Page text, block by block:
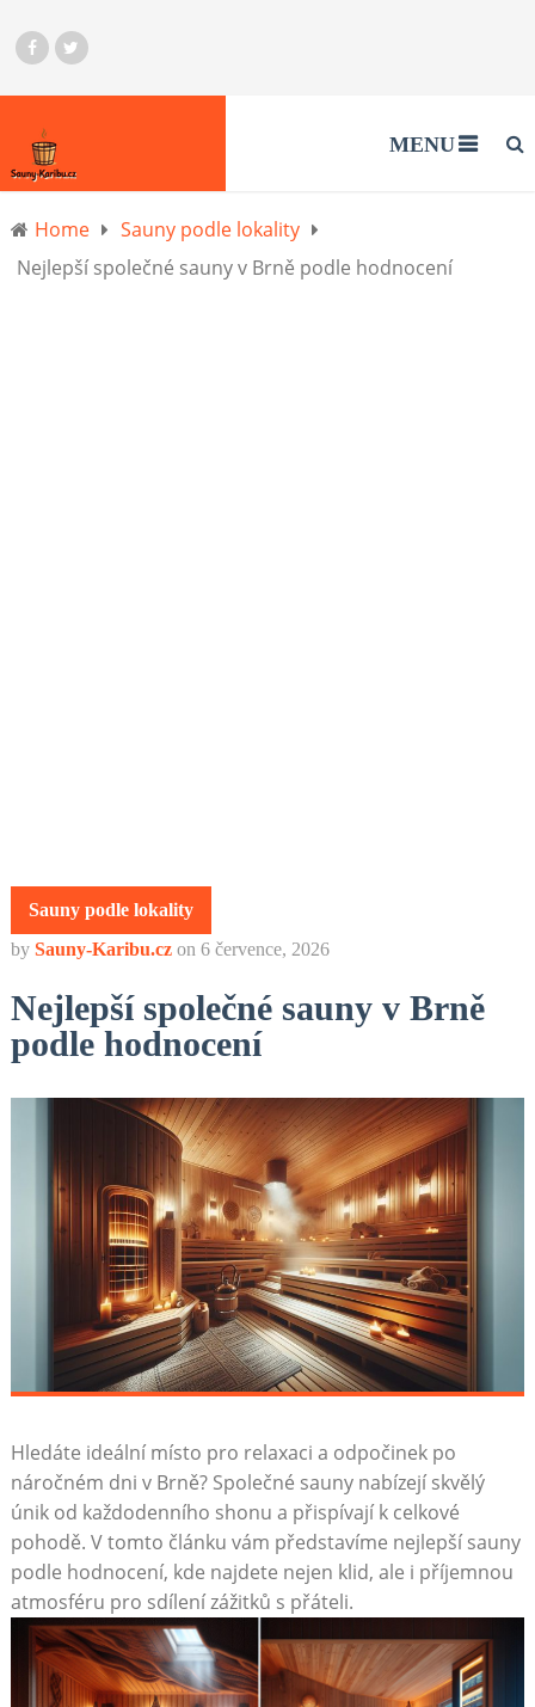
MENU
Home
Sauny podle lokality
Nejlepší společné sauny v Brně podle hodnocení
Sauny podle lokality
by Sauny-Karibu.cz on 6 července, 2026
Nejlepší společné sauny v Brně
podle hodnocení
Hledáte ideální místo pro relaxaci a odpočinek po
náročném dni v Brně? Společné sauny nabízejí skvělý
únik od každodenního shonu a přispívají k celkové
pohodě. V tomto článku vám představíme nejlepší sauny
podle hodnocení, kde najdete nejen klid, ale i příjemnou
atmosféru pro sdílení zážitků s přáteli.